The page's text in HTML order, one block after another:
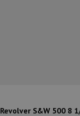
Revolver S&W 500 8